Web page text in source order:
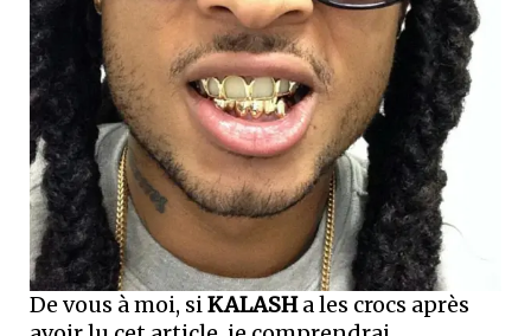
De vous à moi, siKALASHa les crocs après